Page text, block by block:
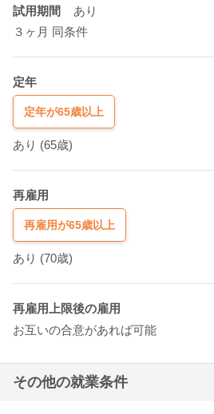
試用期間
あり
３ヶ月 同条件
定年
定年が65歳以上
あり (65歳)
再雇用
再雇用が65歳以上
あり (70歳)
再雇用上限後の雇用
お互いの合意があれば可能
その他の就業条件